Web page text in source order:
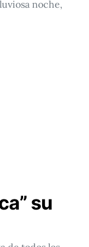
noche,
su